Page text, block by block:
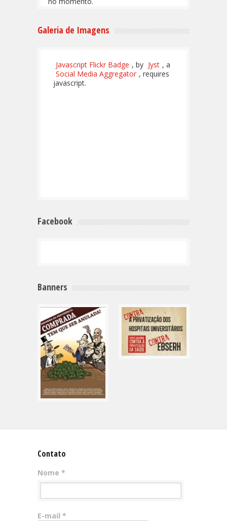
Galeria de Imagens
Javascript Flickr Badge , by Jyst , a
Social Media Aggregator , requires
javascript.
Facebook
Banners
Contato
Nome *
E-mail *